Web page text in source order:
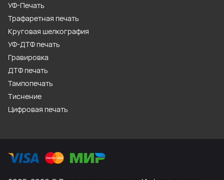
УФ-Печать
Трафаретная печать
Круговая шелкография
УФ-ДТФ печать
Гравировка
ДТФ печать
Тампопечать
Тиснение
Цифровая печать